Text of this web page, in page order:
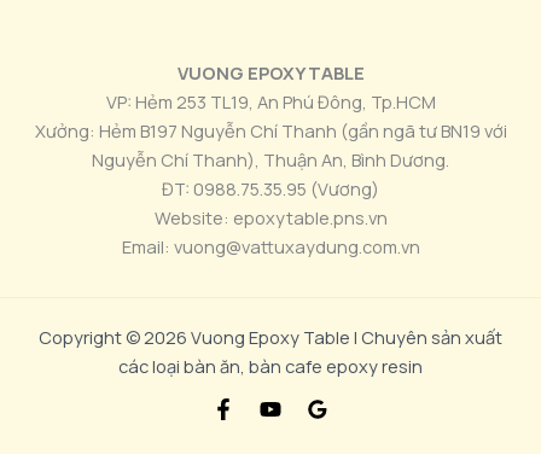
VUONG EPOXY TABLE
VP: Hẻm 253 TL19, An Phú Đông, Tp.HCM
Xưởng: Hẻm B197 Nguyễn Chí Thanh (gần ngã tư BN19 với
Nguyễn Chí Thanh), Thuận An, Bình Dương.
ĐT: 0988.75.35.95 (Vương)
Website: epoxytable.pns.vn
Email: vuong@vattuxaydung.com.vn
Copyright © 2026 Vuong Epoxy Table | Chuyên sản xuất
các loại bàn ăn, bàn cafe epoxy resin